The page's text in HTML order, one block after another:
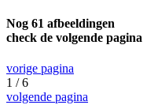
Nog 61 afbeeldingen
check de volgende pagina
vorige pagina
1 / 6
volgende pagina